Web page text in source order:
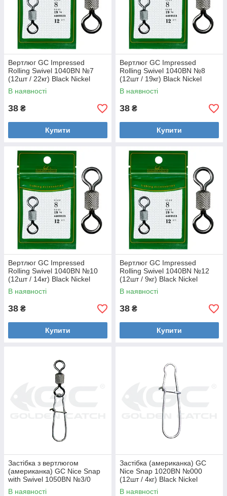
Вертлюг GC Impressed
Rolling Swivel 1040BN №7
(12шт / 22кг) Black Nickel
В наявності
38 ₴
Купити
Вертлюг GC Impressed
Rolling Swivel 1040BN №8
(12шт / 19кг) Black Nickel
В наявності
38 ₴
Купити
Вертлюг GC Impressed
Rolling Swivel 1040BN №10
(12шт / 14кг) Black Nickel
В наявності
38 ₴
Купити
Вертлюг GC Impressed
Rolling Swivel 1040BN №12
(12шт / 9кг) Black Nickel
В наявності
38 ₴
Купити
Застібка з вертлюгом
(американка) GC Nice Snap
with Swivel 1050BN №3/0
(4шт / 50кг) Black Nickel
В наявності
Застібка (американка) GC
Nice Snap 1020BN №000
(12шт / 4кг) Black Nickel
В наявності